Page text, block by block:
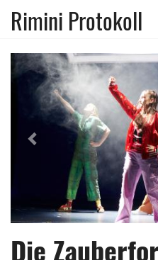
Rimini Protokoll
Previous
Die